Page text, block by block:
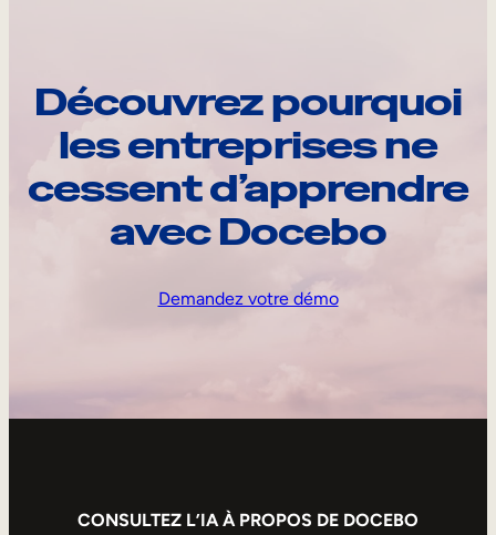
Découvrez pourquoi
les entreprises ne
cessent d’apprendre
avec Docebo
Demandez votre démo
CONSULTEZ L’IA À PROPOS DE DOCEBO